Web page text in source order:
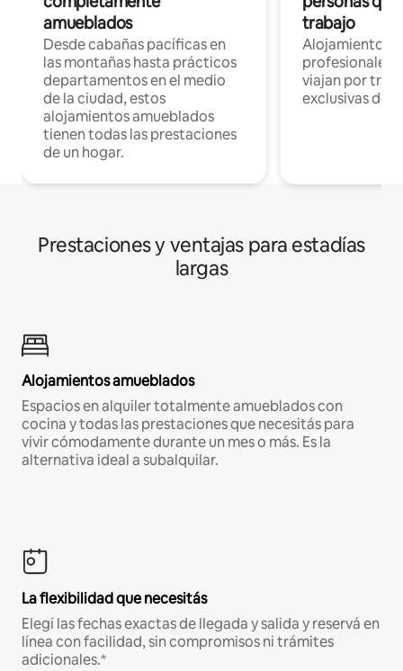
amueblados
Desde cabañas pacíficas en
las montañas hasta prácticos
departamentos en el medio
de la ciudad, estos
alojamientos amueblados
tienen todas las prestaciones
de un hogar.
trabajo
Alojamientos
profesionales
viajan por
exclusivas de
Prestaciones y ventajas para estadías
largas
Alojamientos amueblados
Espacios en alquiler totalmente amueblados con
cocina y todas las prestaciones que necesitás para
vivir cómodamente durante un mes o más. Es la
alternativa ideal a subalquilar.
La flexibilidad que necesitás
Elegí las fechas exactas de llegada y salida y reservá en
línea con facilidad, sin compromisos ni trámites
adicionales.*